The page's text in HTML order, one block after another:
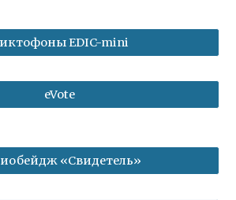
EDIC-mini
eVote
«Свидетель»